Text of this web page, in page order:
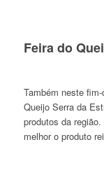
Feira do
Também neste
Queijo Serra da
produtos da
melhor o produto